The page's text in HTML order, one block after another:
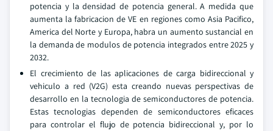
potencia y la densidad de potencia general. A medida que
aumenta la fabricacion de VE en regiones como Asia Pacifico,
America del Norte y Europa, habra un aumento sustancial en
la demanda de modulos de potencia integrados entre 2025 y
2032.
El crecimiento de las aplicaciones de carga bidireccional y
vehiculo a red (V2G) esta creando nuevas perspectivas de
desarrollo en la tecnologia de semiconductores de potencia.
Estas tecnologias dependen de semiconductores eficaces
para controlar el flujo de potencia bidireccional y, por lo